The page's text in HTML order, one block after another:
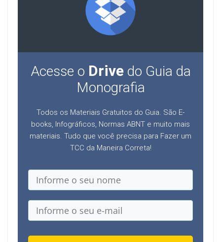
Acesse o Drivedo Guia da
Monografia
Todos os Materiais Gratuitos do Guia. São E-
books, Infográficos, Normas ABNT e muito mais
materiais. Tudo que você precisa para Fazer um
TCC da Maneira Correta!